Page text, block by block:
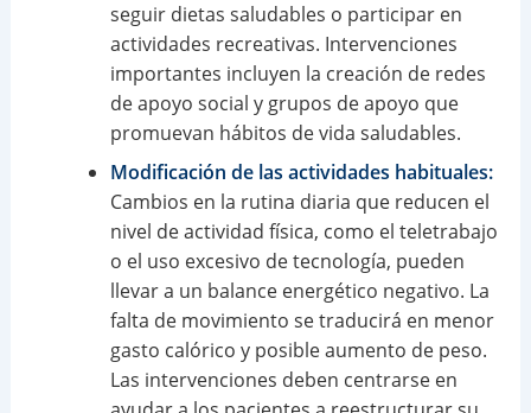
seguir dietas saludables o participar en
actividades recreativas. Intervenciones
importantes incluyen la creación de redes
de apoyo social y grupos de apoyo que
promuevan hábitos de vida saludables.
Modificación de las actividades habituales:
Cambios en la rutina diaria que reducen el
nivel de actividad física, como el teletrabajo
o el uso excesivo de tecnología, pueden
llevar a un balance energético negativo. La
falta de movimiento se traducirá en menor
gasto calórico y posible aumento de peso.
Las intervenciones deben centrarse en